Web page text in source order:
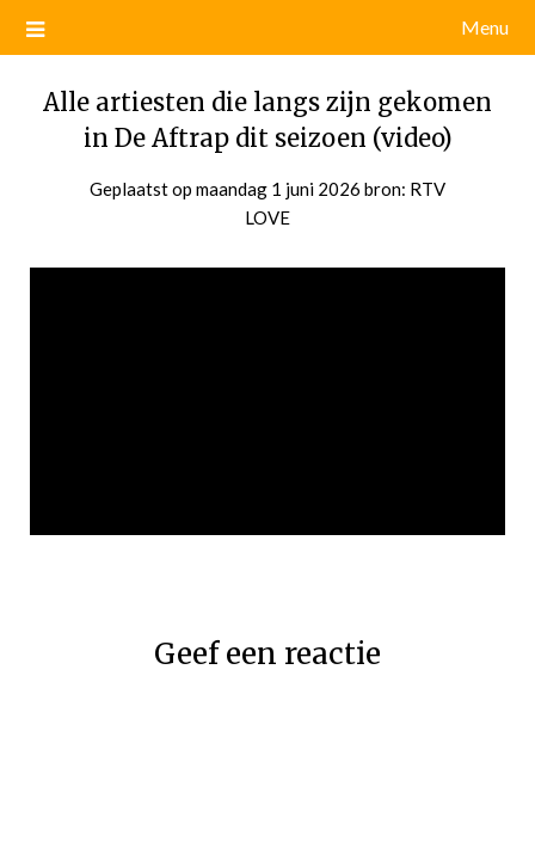
Menu
Alle artiesten die langs zijn gekomen
in De Aftrap dit seizoen (video)
Geplaatst op maandag 1 juni 2026 door
bron: RTV
LOVE
Geef een reactie